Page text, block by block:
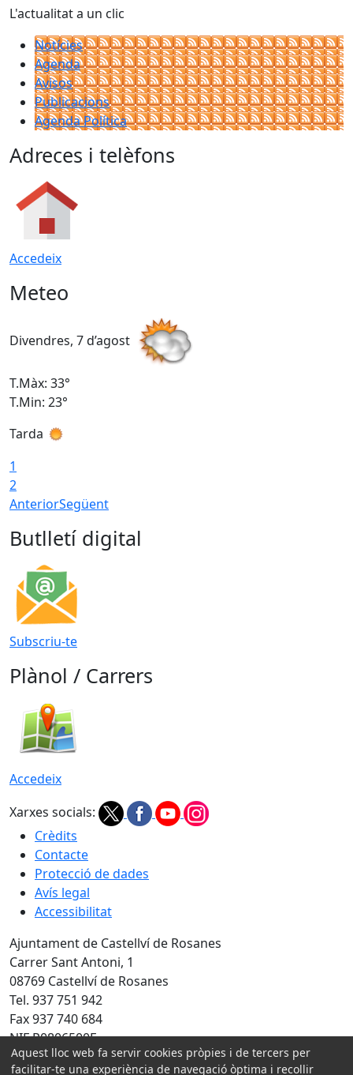
L'actualitat a un clic
Notícies
Agenda
Avisos
Publicacions
Agenda Política
Adreces i telèfons
Accedeix
Meteo
Divendres, 7 d’agost
T.Màx: 33°
T.Min: 23°
Tarda
1
2
AnteriorSegüent
Butlletí digital
Subscriu-te
Plànol / Carrers
Accedeix
Xarxes socials:
Crèdits
Contacte
Protecció de dades
Avís legal
Accessibilitat
Ajuntament de Castellví de Rosanes
Carrer Sant Antoni, 1
08769 Castellví de Rosanes
Tel. 937 751 942
Fax 937 740 684
NIF P0806500E
Amb la col·laboració de:
Aquest lloc web fa servir cookies pròpies i de tercers per
facilitar-te una experiència de navegació òptima i recollir